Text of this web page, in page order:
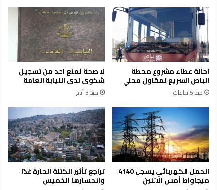
ر
ا
ت
ط
ب
ي
ق
ا
ت
ي
ر
ا
ل
م
ر
خ
ب
ا
ا
ر
د
ن
ع
ا
د
و
ت
ص
ا
د
ق
و
احالة عطاء مشروع محطة
الباص السريع لمقاول محلي
منذ 5 ساعات
لا صحة لمنع احد من تسجيل
شكوى لدى النيابة العامة
منذ 3 أيام
الحمل الكهربائي يسجل 4140
ميجاواط أمس الاثنين
تراجع تأثير الكتلة الحارة غدًا
وانحسارها الخميس